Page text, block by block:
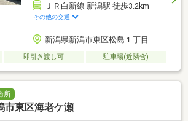
ＪＲ白新線 新潟駅 徒歩3.2km
その他の交通
新潟県新潟市東区松島１丁目
即引き渡し可 駐車場(近隣含)
所
市東区海老ケ瀬